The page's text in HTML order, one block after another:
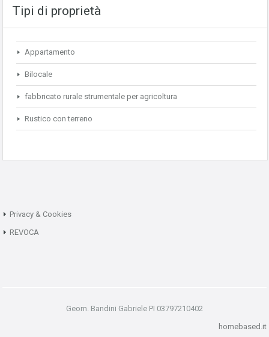
Tipi di proprietà
Appartamento
Bilocale
fabbricato rurale strumentale per agricoltura
Rustico con terreno
Privacy & Cookies
REVOCA
Geom. Bandini Gabriele PI 03797210402
homebased.it